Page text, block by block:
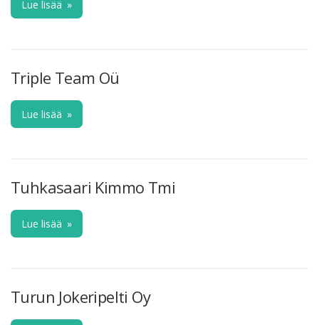
Lue lisää »
Triple Team Oü
Lue lisää »
Tuhkasaari Kimmo Tmi
Lue lisää »
Turun Jokeripelti Oy